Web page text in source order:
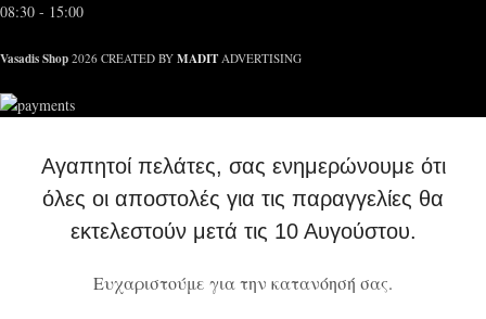
08:30 - 15:00
Vasadis Shop 2026 CREATED BY MADIT ADVERTISING
Αγαπητοί πελάτες, σας ενημερώνουμε ότι
όλες οι αποστολές για τις παραγγελίες θα
εκτελεστούν μετά τις 10 Αυγούστου.
Ευχαριστούμε για την κατανόησή σας.